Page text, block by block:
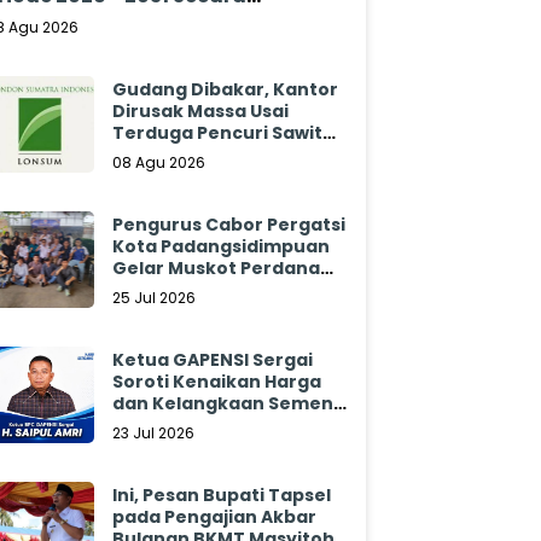
Agu 2026
Gudang Dibakar, Kantor
Dirusak Massa Usai
Terduga Pencuri Sawit
Tewas: Manajemen
Sibulan Estate Bungkam
08 Agu 2026
Pengurus Cabor Pergatsi
Kota Padangsidimpuan
Gelar Muskot Perdana
2026 - 2030
25 Jul 2026
Ketua GAPENSI Sergai
Soroti Kenaikan Harga
dan Kelangkaan Semen,
Minta Pemerintah
23 Jul 2026
Ini, Pesan Bupati Tapsel
pada Pengajian Akbar